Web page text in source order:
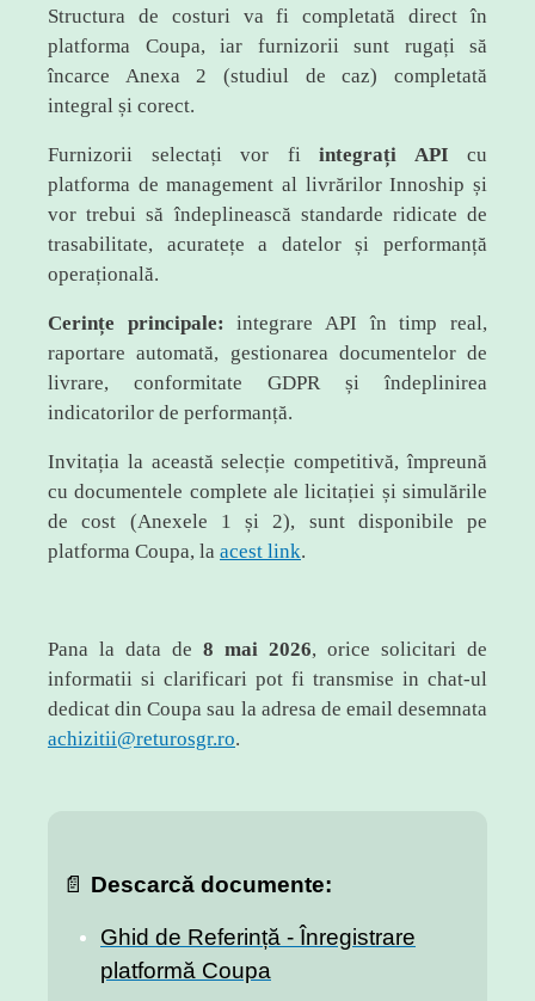
Structura de costuri va fi completată direct în
platforma Coupa, iar furnizorii sunt rugați să
încarce Anexa 2 (studiul de caz) completată
integral și corect.
Furnizorii selectați vor fi integrați API cu
platforma de management al livrărilor Innoship și
vor trebui să îndeplinească standarde ridicate de
trasabilitate, acuratețe a datelor și performanță
operațională.
Cerințe principale: integrare API în timp real,
raportare automată, gestionarea documentelor de
livrare, conformitate GDPR și îndeplinirea
indicatorilor de performanță.
Invitația la această selecție competitivă, împreună
cu documentele complete ale licitației și simulările
de cost (Anexele 1 și 2), sunt disponibile pe
platforma Coupa, la acest link.
Pana la data de 8 mai 2026, orice solicitari de
informatii si clarificari pot fi transmise in chat-ul
dedicat din Coupa sau la adresa de email desemnata
achizitii@returosgr.ro.
📄 Descarcă documente:
Ghid de Referință - Înregistrare
platformă Coupa